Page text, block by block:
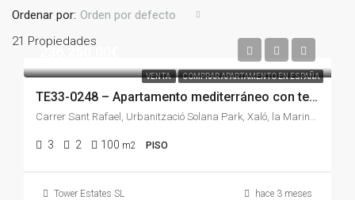
21 Propiedades
Ordenar por: Orden por defecto
VENTA COMPRAR APARTAMENTO EN ESPAÑA
236.250,00€
TE33-0248 – Apartamento mediterráneo con terraza soleada y garaje en una de las zonas más tranquilas de Xaló.
Carrer Sant Rafael, Urbanització Solana Park, Xaló, la Marina Alta, Alacant / Alicante, Comunitat Valenciana, 03727, España
3 2 100 m2 PISO
Tower Estates SL hace 3 meses